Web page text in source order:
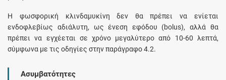
Η φωσφορική κλινδαμυκίνη δεν θα πρέπει να ενίεται
ενδοφλεβίως αδιάλυτη, ως ένεση εφόδου (bolus), αλλά θα
πρέπει να εγχέεται σε χρόνο μεγαλύτερο από 10-60 λεπτά,
σύμφωνα με τις οδηγίες στην παράγραφο 4.2.
Ασυμβατότητες